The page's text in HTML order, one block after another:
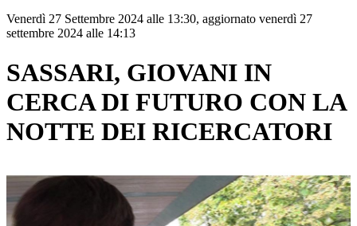
Venerdì 27 Settembre 2024 alle 13:30, aggiornato venerdì 27
settembre 2024 alle 14:13
SASSARI, GIOVANI IN
CERCA DI FUTURO CON LA
NOTTE DEI RICERCATORI